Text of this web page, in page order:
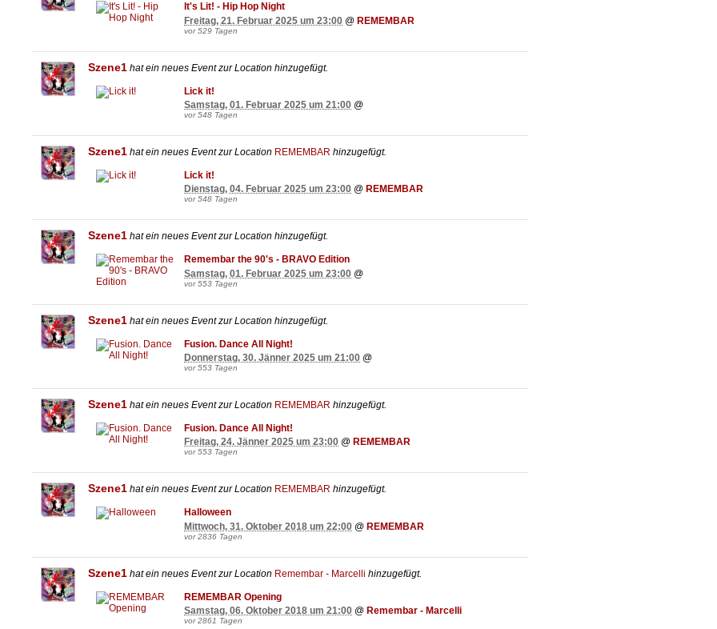
It's Lit! - Hip Hop Night
Freitag, 21. Februar 2025 um 23:00 @ REMEMBAR
vor 529 Tagen
Szene1 hat ein neues Event zur Location hinzugefügt.
Lick it!
Samstag, 01. Februar 2025 um 21:00 @
vor 548 Tagen
Szene1 hat ein neues Event zur Location REMEMBAR hinzugefügt.
Lick it!
Dienstag, 04. Februar 2025 um 23:00 @ REMEMBAR
vor 548 Tagen
Szene1 hat ein neues Event zur Location hinzugefügt.
Remembar the 90's - BRAVO Edition
Samstag, 01. Februar 2025 um 23:00 @
vor 553 Tagen
Szene1 hat ein neues Event zur Location hinzugefügt.
Fusion. Dance All Night!
Donnerstag, 30. Jänner 2025 um 21:00 @
vor 553 Tagen
Szene1 hat ein neues Event zur Location REMEMBAR hinzugefügt.
Fusion. Dance All Night!
Freitag, 24. Jänner 2025 um 23:00 @ REMEMBAR
vor 553 Tagen
Szene1 hat ein neues Event zur Location REMEMBAR hinzugefügt.
Halloween
Mittwoch, 31. Oktober 2018 um 22:00 @ REMEMBAR
vor 2836 Tagen
Szene1 hat ein neues Event zur Location Remembar - Marcelli hinzugefügt.
REMEMBAR Opening
Samstag, 06. Oktober 2018 um 21:00 @ Remembar - Marcelli
vor 2861 Tagen